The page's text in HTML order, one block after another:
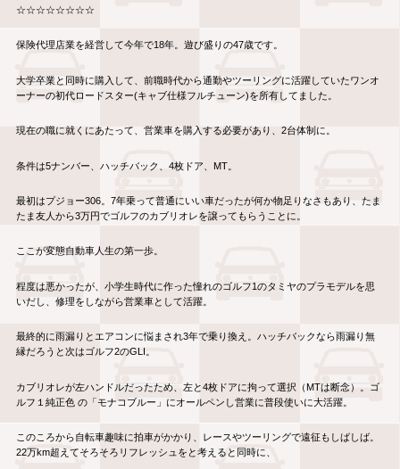
☆☆☆☆☆☆☆☆
保険代理店業を経営して今年で18年。遊び盛りの47歳です。
大学卒業と同時に購入して、前職時代から通勤やツーリングに活躍していたワンオ
ーナーの初代ロードスター(キャブ仕様フルチューン)を所有してました。
現在の職に就くにあたって、営業車を購入する必要があり、2台体制に。
条件は5ナンバー、ハッチバック、4枚ドア、MT。
最初はプジョー306。7年乗って普通にいい車だったが何か物足りなさもあり、たま
たま友人から3万円でゴルフのカブリオレを譲ってもらうことに。
ここが変態自動車人生の第一歩。
程度は悪かったが、小学生時代に作った憧れのゴルフ1のタミヤのプラモデルを思
いだし、修理をしながら営業車として活躍。
最終的に雨漏りとエアコンに悩まされ3年で乗り換え。ハッチバックなら雨漏り無
縁だろうと次はゴルフ2のGLI。
カブリオレが左ハンドルだったため、左と4枚ドアに拘って選択（MTは断念）。ゴ
ルフ１純正色 の「モナコブルー」にオールペンし営業に普段使いに大活躍。
このころから自転車趣味に拍車がかかり、レースやツーリングで遠征もしばしば。
22万km超えてそろそろリフレッシュをと考えると同時に、